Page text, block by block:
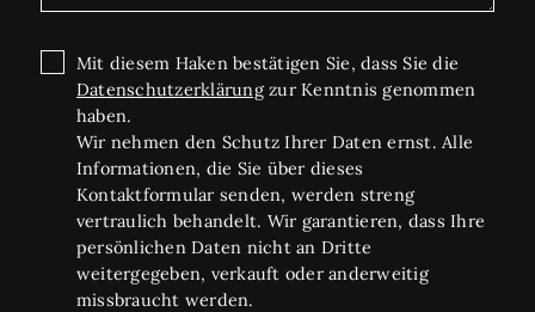
Mit diesem Haken bestätigen Sie, dass Sie die
Datenschutzerklärungzur Kenntnis genommen
haben.
Wir nehmen den Schutz Ihrer Daten ernst. Alle
Informationen, die Sie über dieses
Kontaktformular senden, werden streng
vertraulich behandelt. Wir garantieren, dass Ihre
persönlichen Daten nicht an Dritte
weitergegeben, verkauft oder anderweitig
missbraucht werden.